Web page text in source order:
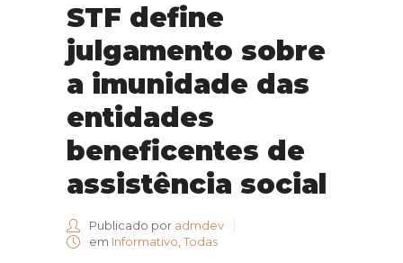
STF define
julgamento sobre
a imunidade das
entidades
beneficentes de
assistência social
Publicado por admdev
em Informativo,Todas